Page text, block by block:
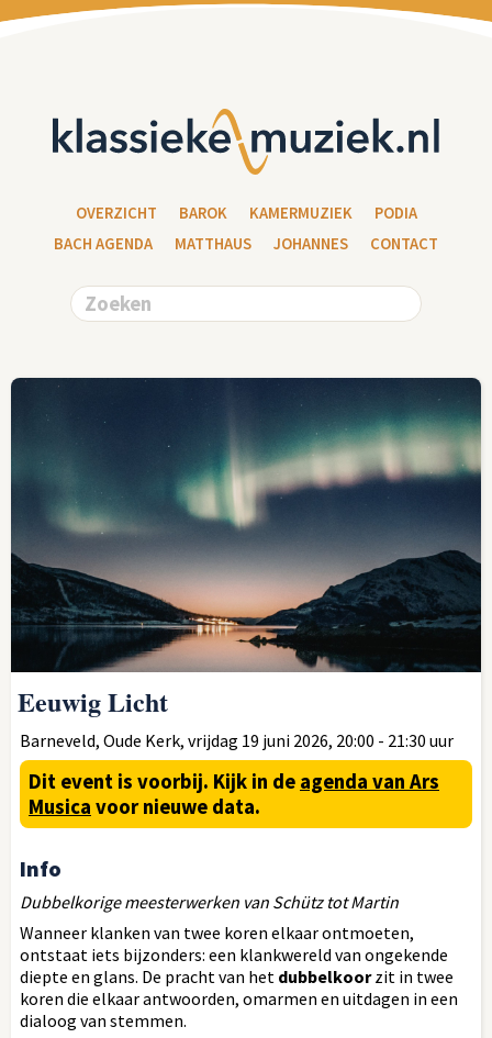
OVERZICHT BAROK KAMERMUZIEK
PODIA
BACH AGENDA
MATTHAUS JOHANNES CONTACT
Eeuwig Licht
Barneveld, Oude Kerk, vrijdag 19 juni 2026, 20:00 - 21:30 uur
Dit event is voorbij. Kijk in de agenda van Ars
Musica voor nieuwe data.
Info
Dubbelkorige meesterwerken van Schütz tot Martin
Wanneer klanken van twee koren elkaar ontmoeten,
ontstaat iets bijzonders: een klankwereld van ongekende
diepte en glans. De pracht van het dubbelkoorzit in twee
koren die elkaar antwoorden, omarmen en uitdagen in een
dialoog van stemmen.